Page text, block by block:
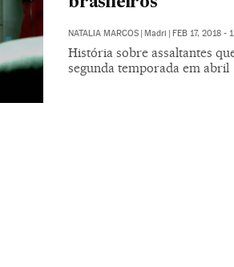
NATALIA MARCOS | Madri | FEB 17, 2018 -
História sobre assaltantes
segunda temporada em abril